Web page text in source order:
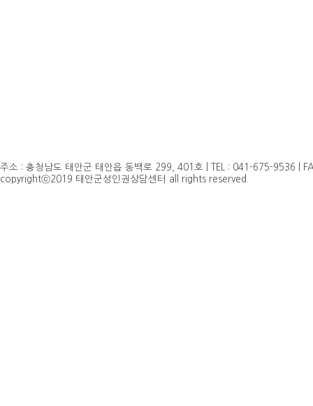
주소 : 충청남도 태안군 태안읍 동백로 299, 401호 | TEL : 041-675-9536 |
copyrightⓒ2019 태안군성인권상담센터 all rights reserved.